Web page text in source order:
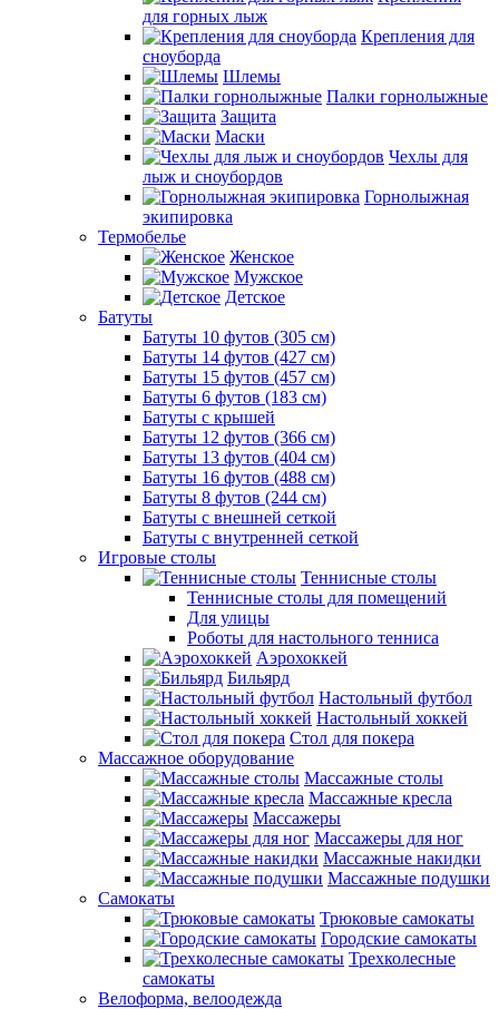
для горных лыж
Крепления для
сноуборда
Шлемы
Палки горнолыжные
Защита
Маски
Чехлы для
лыж и сноубордов
Горнолыжная
экипировка
Термобелье
Женское
Мужское
Детское
Батуты
Батуты 10 футов (305 см)
Батуты 14 футов (427 см)
Батуты 15 футов (457 см)
Батуты 6 футов (183 см)
Батуты с крышей
Батуты 12 футов (366 см)
Батуты 13 футов (404 см)
Батуты 16 футов (488 см)
Батуты 8 футов (244 см)
Батуты с внешней сеткой
Батуты с внутренней сеткой
Игровые столы
Теннисные столы
Теннисные столы для помещений
Для улицы
Роботы для настольного тенниса
Аэрохоккей
Бильярд
Настольный футбол
Настольный хоккей
Стол для покера
Массажное оборудование
Массажные столы
Массажные кресла
Массажеры
Массажеры для ног
Массажные накидки
Массажные подушки
Самокаты
Трюковые самокаты
Городские самокаты
Трехколесные
самокаты
Велоформа, велоодежда